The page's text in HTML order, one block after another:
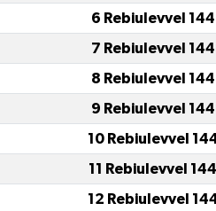
6 Rebiulevvel
7 Rebiulevvel
8 Rebiulevvel
9 Rebiulevvel
10 Rebiulevvel
11 Rebiulevvel
12 Rebiulevvel